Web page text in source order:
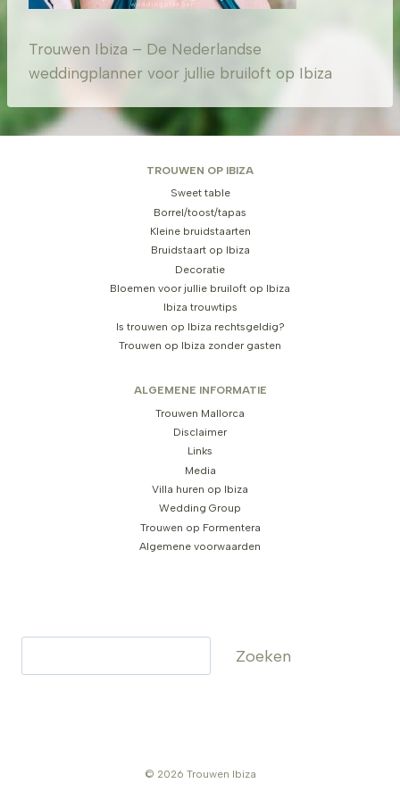
Trouwen Ibiza – De Nederlandse
weddingplanner voor jullie bruiloft op Ibiza
TROUWEN OP IBIZA
Sweet table
Borrel/toost/tapas
Kleine bruidstaarten
Bruidstaart op Ibiza
Decoratie
Bloemen voor jullie bruiloft op Ibiza
Ibiza trouwtips
Is trouwen op Ibiza rechtsgeldig?
Trouwen op Ibiza zonder gasten
ALGEMENE INFORMATIE
Trouwen Mallorca
Disclaimer
Links
Media
Villa huren op Ibiza
Wedding Group
Trouwen op Formentera
Algemene voorwaarden
Zoeken
© 2026 Trouwen Ibiza